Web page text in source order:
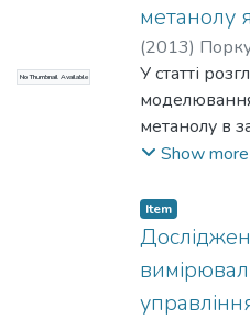
No Thumbnail Available
метанолу
(2013)
У статті
метанолу в
реалізації
Show more
Item